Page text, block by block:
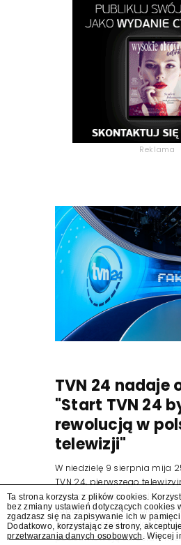
Reklama
TVN 24 nadaje
"Start TVN 24
rewolucją w
telewizji"
W niedzielę 9 sierpnia mija
TVN 24, pierwszego
informacyjnego w Polsce.
zaplanowano finał
"Jesteśmy stąd". 25 lat TVN
podsumowują Jarosław
Ta strona korzysta z plików cookies.
bez zmiany ustawień dotyczących cookies
zgadzasz się na zapisywanie ich w
Dodatkowo, korzystając ze strony,
przetwarzania danych osobowych . Więcej